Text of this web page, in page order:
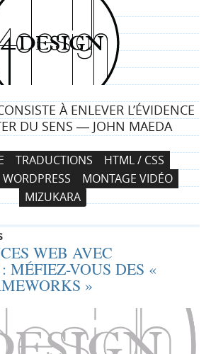
4
d
e
s
i
g
À ENLEVER L’ÉVIDENCE
DU SENS ― JOHN MAEDA
TRADUCTIONS
HTML / CSS
WORDPRESS
MONTAGE VIDÉO
MIZUKARA
WEB AVEC
MÉFIEZ-VOUS DES «
»